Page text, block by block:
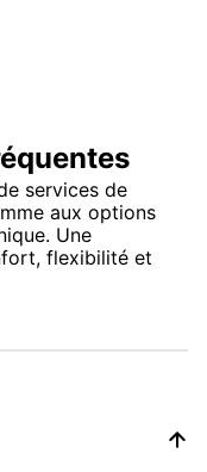
services de
aux options
Une
flexibilité et